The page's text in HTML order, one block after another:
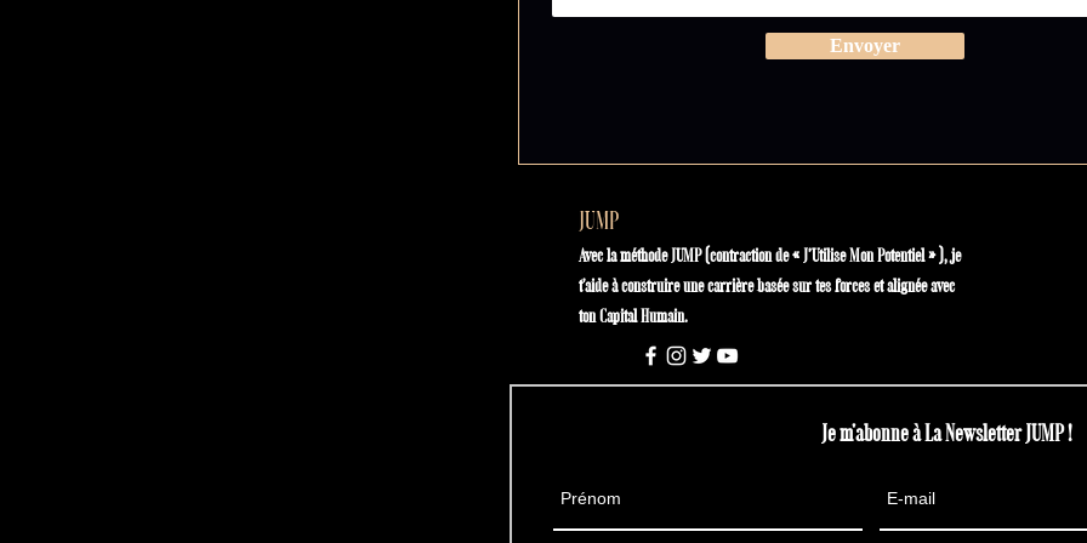
Envoyer
JUMP
Avec la méthode JUMP (contraction de « J’Utilise Mon Potentiel » ), je
t'aide à construire une carrière basée sur tes forces et alignée avec
ton Capital Humain.
Je m'abonne à La Newsletter JUMP !